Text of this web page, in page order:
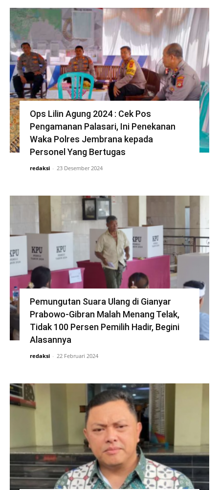
Ops Lilin Agung 2024 : Cek Pos
Pengamanan Palasari, Ini Penekanan
Waka Polres Jembrana kepada
Personel Yang Bertugas
redaksi - 23 Desember 2024
Pemungutan Suara Ulang di Gianyar
Prabowo-Gibran Malah Menang Telak,
Tidak 100 Persen Pemilih Hadir, Begini
Alasannya
redaksi - 22 Februari 2024